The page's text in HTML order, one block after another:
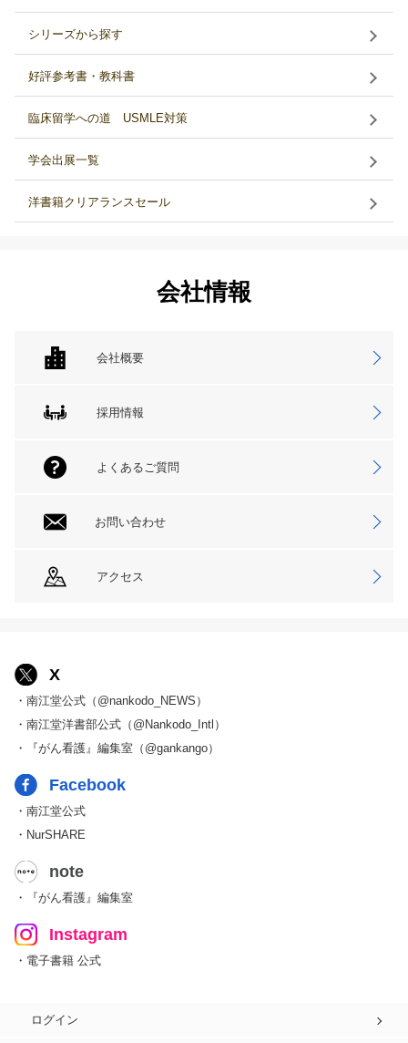
シリーズから探す
好評参考書・教科書
臨床留学への道 USMLE対策
学会出展一覧
洋書籍クリアランスセール
会社情報
会社概要
採用情報
よくあるご質問
お問い合わせ
アクセス
X
・南江堂公式（@nankodo_NEWS）
・南江堂洋書部公式（@Nankodo_Intl）
・『がん看護』編集室（@gankango）
Facebook
・南江堂公式
・NurSHARE
note
・『がん看護』編集室
Instagram
・電子書籍 公式
ログイン